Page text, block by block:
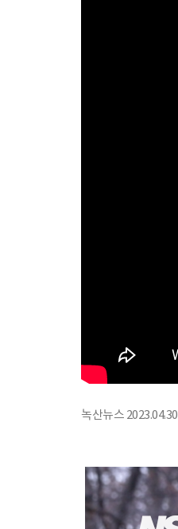
녹산뉴스 2023.04.30